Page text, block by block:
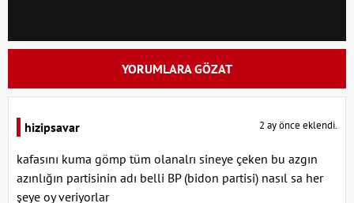
YORUMLARA GÖZAT
hizipsavar 2 ay önce eklendi.
kafasını kuma gömp tüm olanalrı sineye çeken bu azgın
azınlığın partisinin adı belli BP (bidon partisi) nasıl sa her
şeye oy veriyorlar